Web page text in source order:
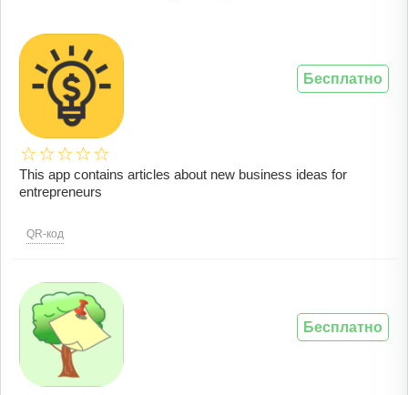
This app contains articles about new business ideas for
entrepreneurs
QR-код
Бесплатно
Бесплатно